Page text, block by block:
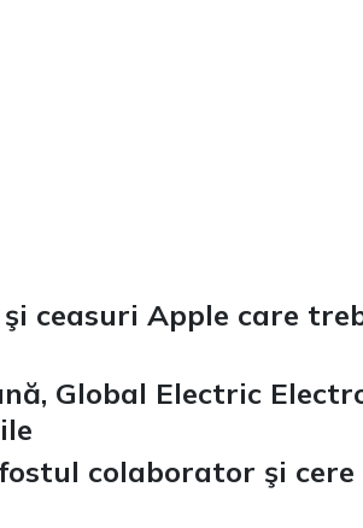
ceasuri Apple care
Global Electric
colaborator şi